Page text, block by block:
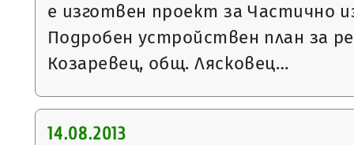
е изготвен проект за Частично
Подробен устройствен план за
Козаревец, общ. Лясковец…
14.08.2013